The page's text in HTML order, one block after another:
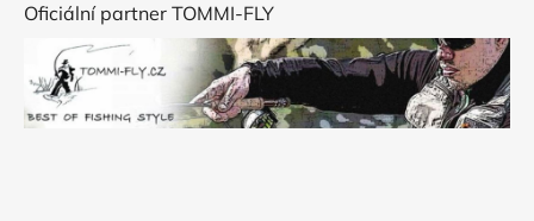
Oficiální partner TOMMI-FLY